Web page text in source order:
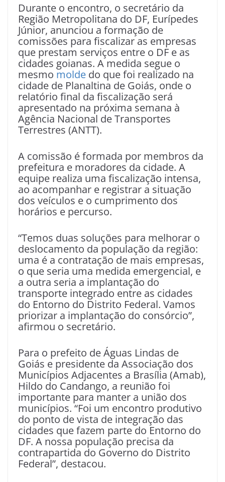
Durante o encontro, o secretário da
Região Metropolitana do DF, Eurípedes
Júnior, anunciou a formação de
comissões para fiscalizar as empresas
que prestam serviços entre o DF e as
cidades goianas. A medida segue o
mesmo molde do que foi realizado na
cidade de Planaltina de Goiás, onde o
relatório final da fiscalização será
apresentado na próxima semana à
Agência Nacional de Transportes
Terrestres (ANTT).
A comissão é formada por membros da
prefeitura e moradores da cidade. A
equipe realiza uma fiscalização intensa,
ao acompanhar e registrar a situação
dos veículos e o cumprimento dos
horários e percurso.
“Temos duas soluções para melhorar o
deslocamento da população da região:
uma é a contratação de mais empresas,
o que seria uma medida emergencial, e
a outra seria a implantação do
transporte integrado entre as cidades
do Entorno do Distrito Federal. Vamos
priorizar a implantação do consórcio”,
afirmou o secretário.
Para o prefeito de Águas Lindas de
Goiás e presidente da Associação dos
Municípios Adjacentes a Brasília (Amab),
Hildo do Candango, a reunião foi
importante para manter a união dos
municípios. “Foi um encontro produtivo
do ponto de vista de integração das
cidades que fazem parte do Entorno do
DF. A nossa população precisa da
contrapartida do Governo do Distrito
Federal”, destacou.